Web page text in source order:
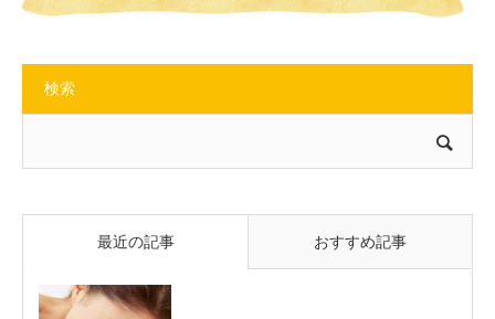
検索
最近の記事 おすすめ記事